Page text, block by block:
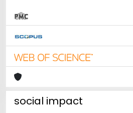
social impact